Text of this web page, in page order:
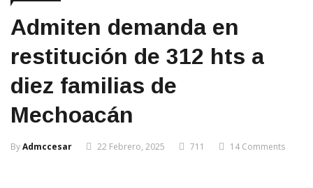
Admiten demanda en
restitución de 312 hts a
diez familias de
Mechoacán
ByAdmccesar 22 Febrero, 2025 711 14 Comments